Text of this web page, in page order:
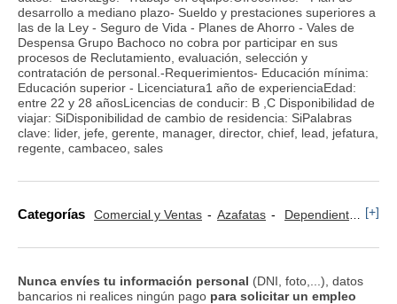
desarrollo a mediano plazo- Sueldo y prestaciones superiores a
las de la Ley - Seguro de Vida - Planes de Ahorro - Vales de
Despensa Grupo Bachoco no cobra por participar en sus
procesos de Reclutamiento, evaluación, selección y
contratación de personal.-Requerimientos- Educación mínima:
Educación superior - Licenciatura1 año de experienciaEdad:
entre 22 y 28 añosLicencias de conducir: B ,C Disponibilidad de
viajar: SiDisponibilidad de cambio de residencia: SiPalabras
clave: lider, jefe, gerente, manager, director, chief, lead, jefatura,
regente, cambaceo, sales
Categorías Comercial y Ventas Azafatas Dependientes [+]
Nunca envíes tu información personal (DNI, foto,...), datos
bancarios ni realices ningún pago para solicitar un empleo